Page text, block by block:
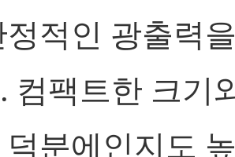
정적인 광출력
컴팩트한 크기
덕분에인지도